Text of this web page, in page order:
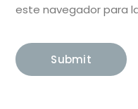
este navegador para